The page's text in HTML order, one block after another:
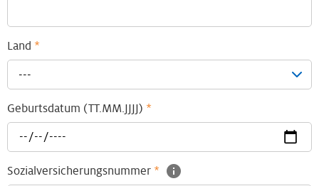
Land *
---
Geburtsdatum (TT.MM.JJJJ) *
Sozialversicherungsnummer *